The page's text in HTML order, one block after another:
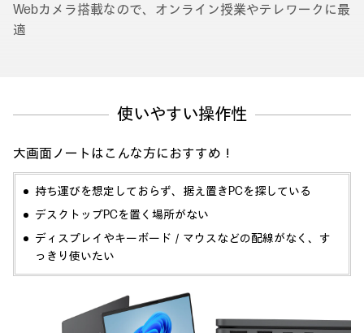
Webカメラ搭載なので、オンライン授業やテレワークに最
適
使いやすい操作性
大画面ノートはこんな方におすすめ！
持ち運びを想定しておらず、据え置きPCを探している
デスクトップPCを置く場所がない
ディスプレイやキーボード／マウスなどの配線がなく、す
っきり使いたい